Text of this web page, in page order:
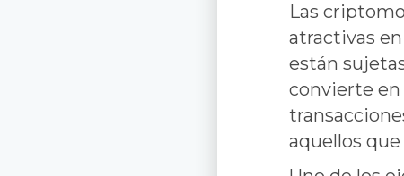
Las
atractivas
están
convierte en
aquellos